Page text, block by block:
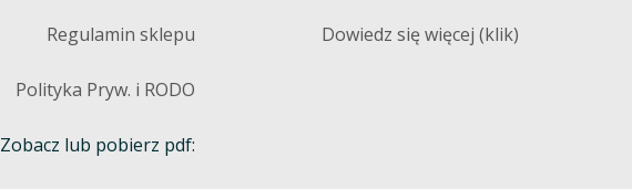
Regulamin sklepu
Polityka Pryw. i RODO
Zobacz lub pobierz pdf:
Dowiedz się więcej (klik)